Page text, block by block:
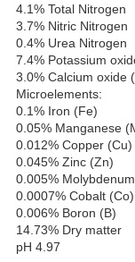
4.1% Total Nitrogen
3.7% Nitric Nitrogen
0.4% Urea Nitrogen
7.4% Potassium
3.0% Calcium oxide
Microelements:
0.1% Iron (Fe)
0.05% Manganese
0.012% Copper (Cu)
0.045% Zinc (Zn)
0.005%
0.0007% Cobalt (Co)
0.006% Boron (B)
14.73% Dry matter
pH 4.97